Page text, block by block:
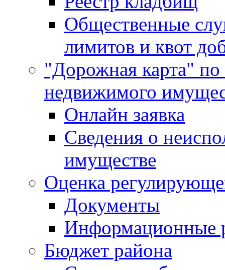
Общественные
лимитов и квот
"Дорожная карта"
недвижимого
Онлайн заявка
Сведения о
имуществе
Оценка
Документы
Информационные
Бюджет района